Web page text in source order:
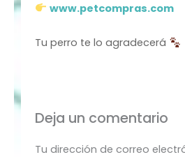
www.petcompras.com
Tu perro te lo agradecerá
Deja un comentario
Tu dirección de correo